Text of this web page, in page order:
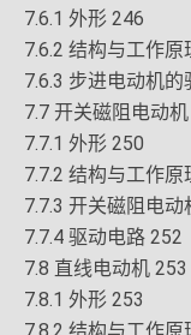
7.6.1 外形 246
7.6.2 结构与工作原
7.6.3 步进电动机的
7.7 开关磁阻电动
7.7.1 外形 250
7.7.2 结构与工作原
7.7.3 开关磁阻电
7.7.4 驱动电路 252
7.8 直线电动机 253
7.8.1 外形 253